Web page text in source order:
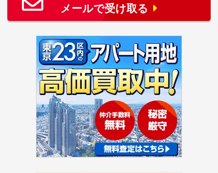
メールで受け取る